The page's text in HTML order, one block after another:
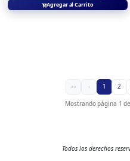
Agregar al Carrito
«« ‹ 1 2
Mostrando página 1
Todos los derechos